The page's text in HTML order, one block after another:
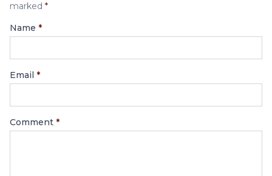
marked *
Name *
Email *
Comment *